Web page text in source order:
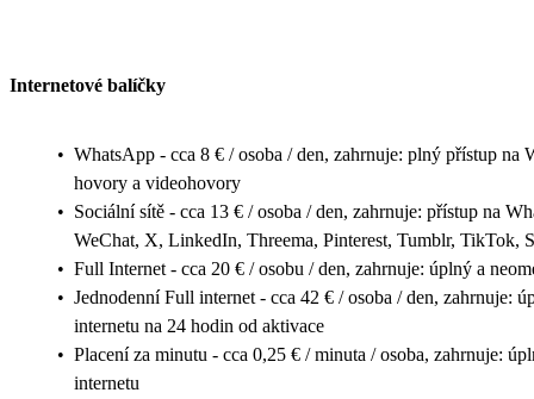
Internetové balíčky
• WhatsApp - cca 8 € / osoba / den, zahrnuje: plný přístup na
hovory a videohovory
• Sociální sítě - cca 13 € / osoba / den, zahrnuje: přístup na
WeChat, X, LinkedIn, Threema, Pinterest, Tumblr, TikTok,
• Full Internet - cca 20 € / osobu / den, zahrnuje: úplný a
• Jednodenní Full internet - cca 42 € / osoba / den, zahrnuje:
internetu na 24 hodin od aktivace
• Placení za minutu - cca 0,25 € / minuta / osoba, zahrnuje:
internetu